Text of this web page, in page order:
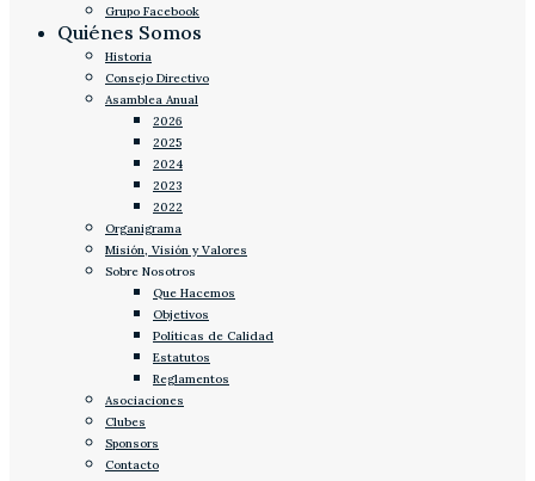
Grupo Facebook
Quiénes Somos
Historia
Consejo Directivo
Asamblea Anual
2026
2025
2024
2023
2022
Organigrama
Misión, Visión y Valores
Sobre Nosotros
Que Hacemos
Objetivos
Políticas de Calidad
Estatutos
Reglamentos
Asociaciones
Clubes
Sponsors
Contacto